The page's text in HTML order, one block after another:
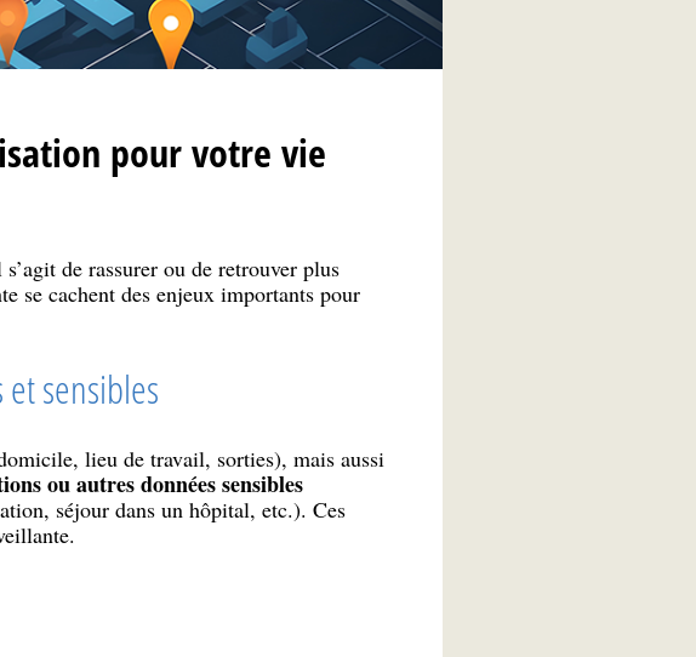
pour votre vie
de rassurer ou de retrouver plus
se cachent des enjeux importants pour
sensibles
lieu de travail, sorties), mais aussi
ou autres données sensibles
séjour dans un hôpital, etc.). Ces